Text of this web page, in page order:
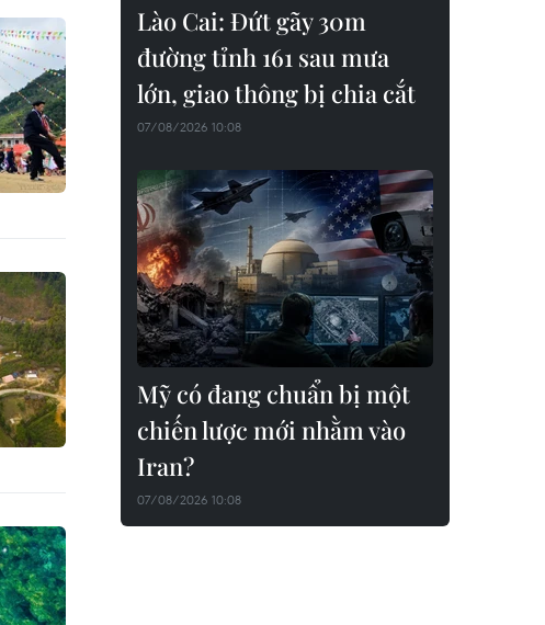
Lào Cai: Đứt gãy 30m
đường tỉnh 161 sau mưa
lớn, giao thông bị chia cắt
07/08/2026 10:08
Mỹ có đang chuẩn bị một
chiến lược mới nhằm vào
Iran?
07/08/2026 10:08